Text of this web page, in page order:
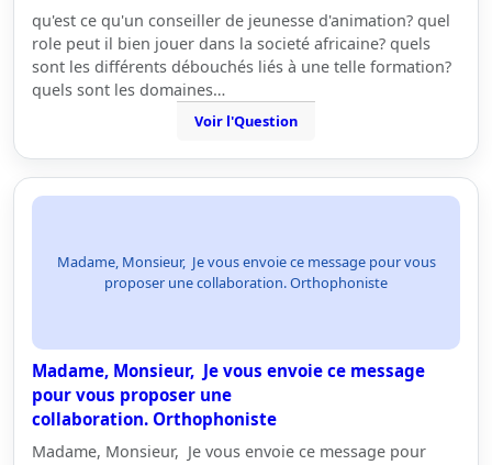
qu'est ce qu'un conseiller de jeunesse d'animation? quel
role peut il bien jouer dans la societé africaine? quels
sont les différents débouchés liés à une telle formation?
quels sont les domaines…
Voir l'Question
Madame, Monsieur, Je vous envoie ce message pour vous
proposer une collaboration. Orthophoniste
Madame, Monsieur, Je vous envoie ce message
pour vous proposer une
collaboration. Orthophoniste
Madame, Monsieur, Je vous envoie ce message pour